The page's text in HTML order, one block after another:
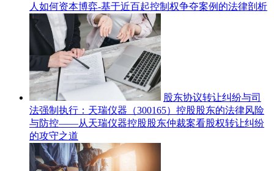
人如何资本博弈-基于近百起控制权争夺案例的法律剖析
股东协议转让纠纷与司
法强制执行：天瑞仪器（300165）控股股东的法律风险
与防控——从天瑞仪器控股股东仲裁案看股权转让纠纷
的攻守之道